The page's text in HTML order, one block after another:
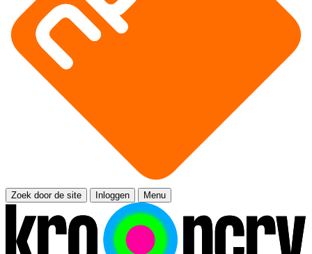
Zoek door de site Inloggen Menu